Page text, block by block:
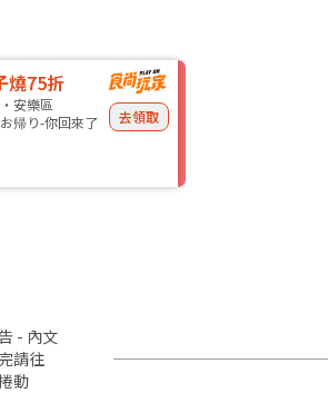
燒75折
安樂區
帰り-你回來了
去領取
- 內文
請往
動